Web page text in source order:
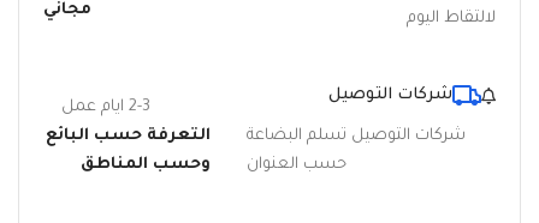
لالتقاط اليوم مجاني
شركات التوصيل
شركات التوصيل تسلم البضاعة
حسب العنوان
2-3 ايام عمل
التعرفة حسب البائع
وحسب المناطق